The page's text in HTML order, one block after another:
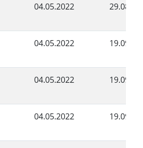
04.05.2022
04.05.2022
04.05.2022
04.05.2022